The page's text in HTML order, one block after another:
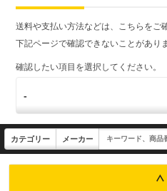
送料や支払い方法などは、こちらをご
下記ページで確認できないことがあり
確認したい項目を選択してください。